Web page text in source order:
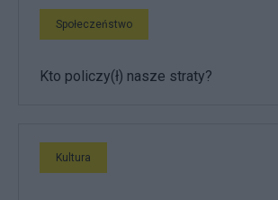
Społeczeństwo
Kto policzy(ł) nasze straty?
Kultura